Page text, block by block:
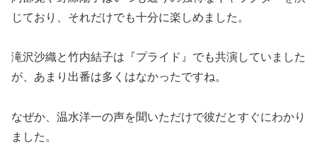
じており、それだけでも十分に楽しめました。
滝沢沙織と竹内結子は『プライド』でも共演していました
が、あまり出番は多くはなかったですね。
なぜか、温水洋一の声を聞いただけで彼だとすぐにわかり
ました。